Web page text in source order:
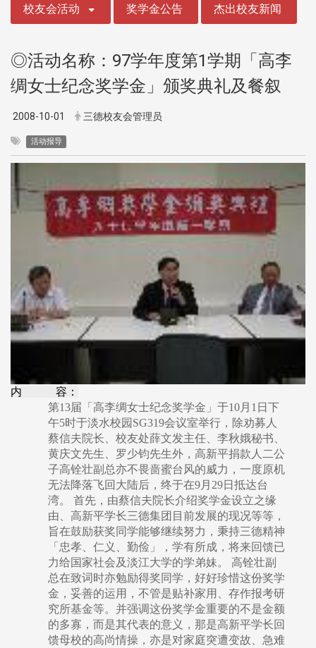
校友会活动 奖学金公告 杰出校友新闻
◎活动名称：97学年度第1学期「高李
绸女士纪念奖学金」颁奖典礼及餐叙
2008-10-01 三德校友会管理员
活动报导
内 容：
第13届「高李绸女士纪念奖学金」于10月1日下
午5时于淡水校园SG319会议室举行，除劝募人
蔡信夫院长、校友处薛文发主任、李秋娥秘书、
黄庆文先生、罗少钧先生外，高新平捐款人二公
子高铨壮副总亦不畏啬蜜台风的威力，一度原机
无法降落飞回大陆后，终于在9月29日抵达台
湾。 首先，由蔡信夫院长介绍奖学金设立之缘
由、高新平学长三德集团目前发展的现况等等，
旨在鼓励获奖同学能够继续努力，秉持三德精神
「忠孝、仁义、勤俭」，学有所成，将来回馈已
力给国家社会及淡江大学的学弟妹。 高铨壮副
总在致词时亦勉励得奖同学，好好珍惜这份奖学
金，妥善的运用，不管是贴补家用、存作报考研
究所基金等。并强调这份奖学金重要的不是金额
的多寡，而是其代表的意义，那是高新平学长回
馈母校的高尚情操，亦是对家庭突遭变故、急难